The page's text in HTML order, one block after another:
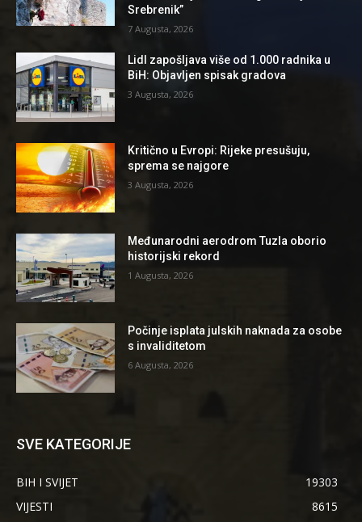
Srebrenik”
7 Augusta, 2026
Lidl zapošljava više od 1.000 radnika u
BiH: Objavljen spisak gradova
3 Augusta, 2026
Kritično u Evropi: Rijeke presušuju,
sprema se najgore
3 Augusta, 2026
Međunarodni aerodrom Tuzla oborio
historijski rekord
1 Augusta, 2026
Počinje isplata julskih naknada za osobe
s invaliditetom
6 Augusta, 2026
SVE KATEGORIJE
BIH I SVIJET
19303
VIJESTI
8615